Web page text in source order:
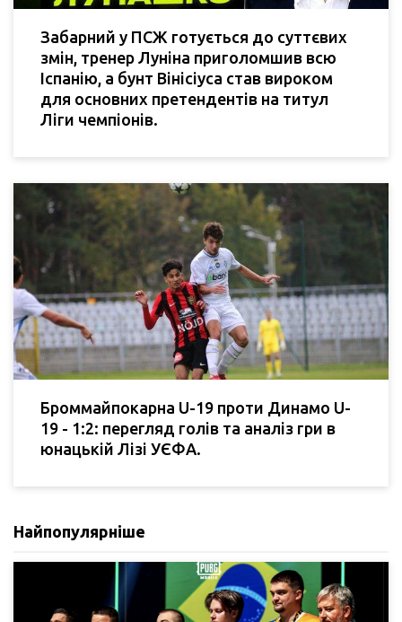
Забарний у ПСЖ готується до суттєвих
змін, тренер Луніна приголомшив всю
Іспанію, а бунт Вінісіуса став вироком
для основних претендентів на титул
Ліги чемпіонів.
Броммайпокарна U-19 проти Динамо U-
19 - 1:2: перегляд голів та аналіз гри в
юнацькій Лізі УЄФА.
Найпопулярніше